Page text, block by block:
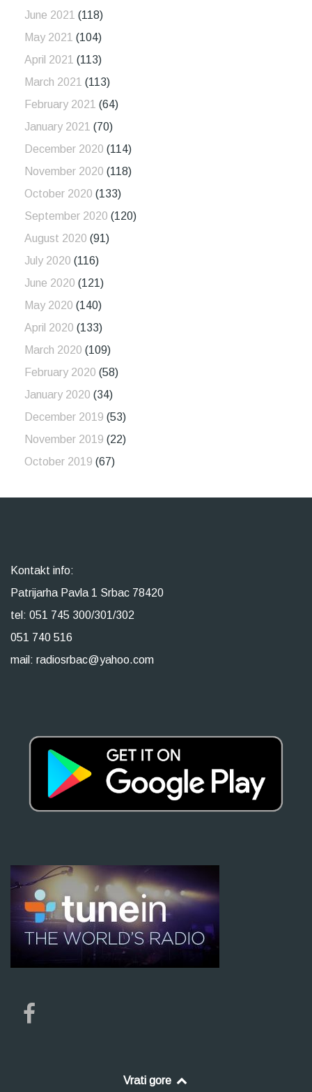
June 2021 (118)
May 2021 (104)
April 2021 (113)
March 2021 (113)
February 2021 (64)
January 2021 (70)
December 2020 (114)
November 2020 (118)
October 2020 (133)
September 2020 (120)
August 2020 (91)
July 2020 (116)
June 2020 (121)
May 2020 (140)
April 2020 (133)
March 2020 (109)
February 2020 (58)
January 2020 (34)
December 2019 (53)
November 2019 (22)
October 2019 (67)
Kontakt info:
Patrijarha Pavla 1 Srbac 78420
tel: 051 745 300/301/302
051 740 516
mail: radiosrbac@yahoo.com
Vrati gore